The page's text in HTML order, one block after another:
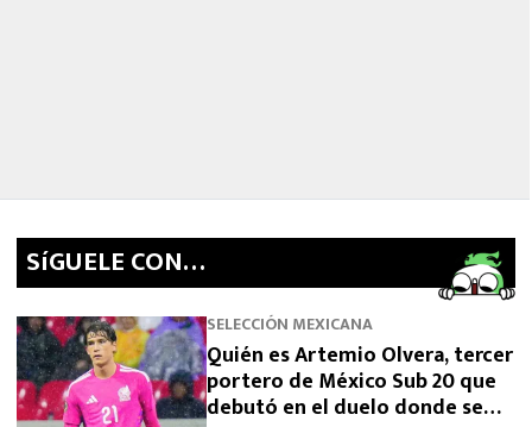
SíGUELE CON…
SELECCIÓN MEXICANA
Quién es Artemio Olvera, tercer
portero de México Sub 20 que
debutó en el duelo donde se